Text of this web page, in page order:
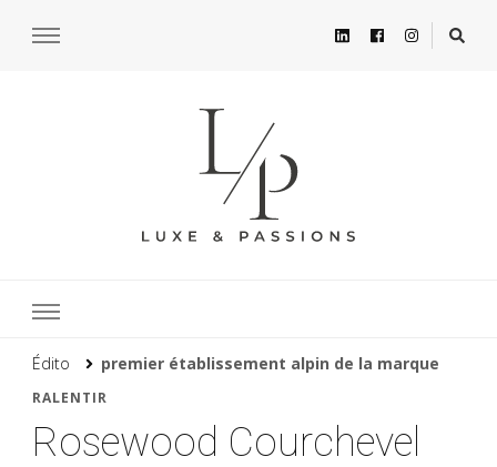
Édito premier établissement alpin de la marque
RALENTIR
Rosewood Courchevel